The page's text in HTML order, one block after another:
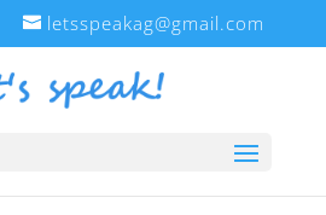
letsspeakag@gmail.com